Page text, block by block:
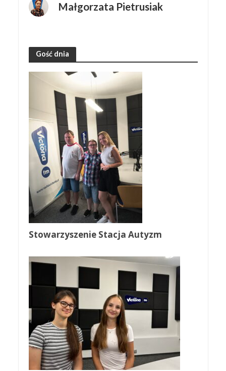
Małgorzata Pietrusiak
Gość dnia
Stowarzyszenie Stacja Autyzm